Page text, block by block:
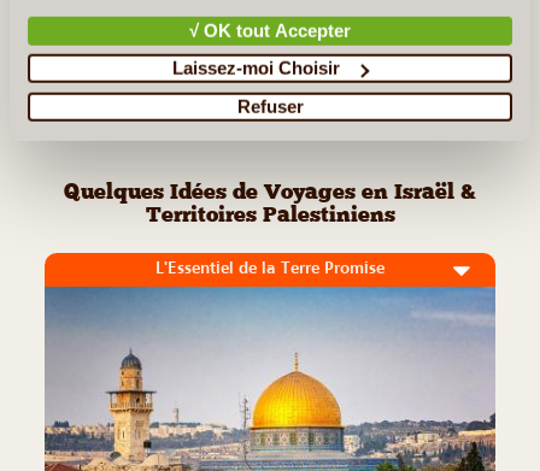
√ OK tout Accepter
Laissez-moi Choisir
Refuser
Bethléem
<< Retour aux Incontournables de Israël &
Territoires Palestiniens
Quelques Idées de Voyages en Israël &
Territoires Palestiniens
L'Essentiel de la Terre Promise